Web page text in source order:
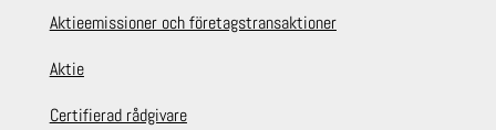
Aktieemissioner och företagstransaktioner
Aktie
Certifierad rådgivare